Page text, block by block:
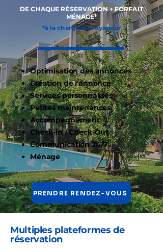
DE CHAQUE RÉSERVATION + FORFAIT
MÉNAGE*
*à la charge du voyageur
Optimisation des annonces​
Création de l'annonce
Services personnalisés
Petites maintenances
Accompagnement
Check-in / Check-Out
Communication 24/7
​Ménage ​​​
PRENDRE RENDEZ-VOUS
Multiples plateformes de
réservation